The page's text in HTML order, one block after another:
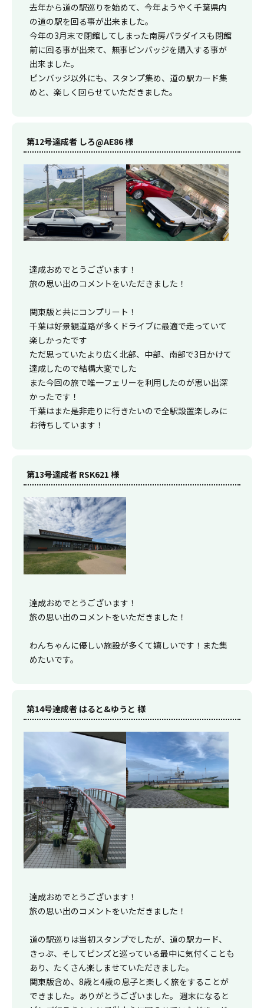
去年から道の駅巡りを始めて、今年ようやく千葉県内
の道の駅を回る事が出来ました。
今年の3月末で閉館してしまった南房パラダイスも閉館
前に回る事が出来て、無事ピンバッジを購入する事が
出来ました。
ピンバッジ以外にも、スタンプ集め、道の駅カード集
めと、楽しく回らせていただきました。
第12号達成者 しろ@AE86 様
達成おめでとうございます！
旅の思い出のコメントをいただきました！
関東版と共にコンプリート！
千葉は好景観道路が多くドライブに最適で走っていて
楽しかったです
ただ思っていたより広く北部、中部、南部で3日かけて
達成したので結構大変でした
また今回の旅で唯一フェリーを利用したのが思い出深
かったです！
千葉はまた是非走りに行きたいので全駅設置楽しみに
お待ちしています！
第13号達成者 RSK621 様
達成おめでとうございます！
旅の思い出のコメントをいただきました！
わんちゃんに優しい施設が多くて嬉しいです！また集
めたいです。
第14号達成者 はると&ゆうと 様
達成おめでとうございます！
旅の思い出のコメントをいただきました！
道の駅巡りは当初スタンプでしたが、道の駅カード、
きっぷ、そしてピンズと巡っている最中に気付くことも
あり、たくさん楽しませていただきました。
関東版含め、8歳と4歳の息子と楽しく旅をすることが
できました。ありがとうございました。 週末になると